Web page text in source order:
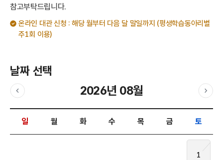
참고부탁드립니다.
온라인 대관 신청 : 해당 월부터 다음 달 말일까지 (평생학습동아리별
주1회 이용)
날짜 선택
이전달 2026년 08월
다음
날짜 선택 달력입니다.
일
월 화 수 목 금 토
1